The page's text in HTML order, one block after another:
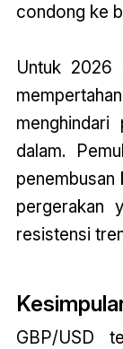
condong ke
Untuk 2026
menghindari
dalam.
penembusan
pergerakan
resistensi
GBP/USD